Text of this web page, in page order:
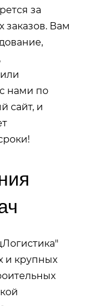
за
Вам
нами по
сайт, и
и крупных